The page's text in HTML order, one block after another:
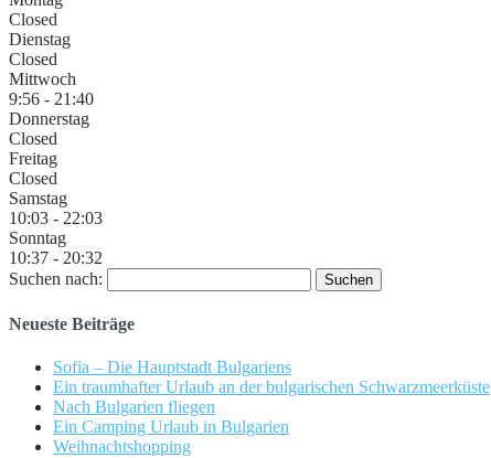
Closed
Dienstag
Closed
Mittwoch
9:56 - 21:40
Donnerstag
Closed
Freitag
Closed
Samstag
10:03 - 22:03
Sonntag
10:37 - 20:32
Suchen nach:
Neueste Beiträge
Sofia – Die Hauptstadt Bulgariens
Ein traumhafter Urlaub an der bulgarischen Schwarzmeerküste
Nach Bulgarien fliegen
Ein Camping Urlaub in Bulgarien
Weihnachtshopping